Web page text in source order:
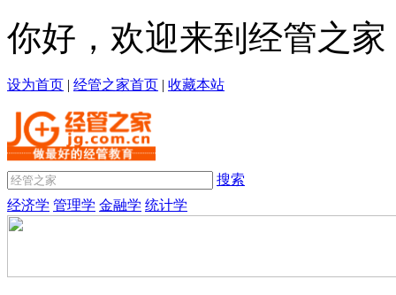
你好，欢迎来到经管之家
设为首页 | 经管之家首页 | 收藏本站
搜索
经济学 管理学 金融学 统计学